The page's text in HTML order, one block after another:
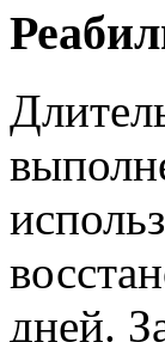
дней.